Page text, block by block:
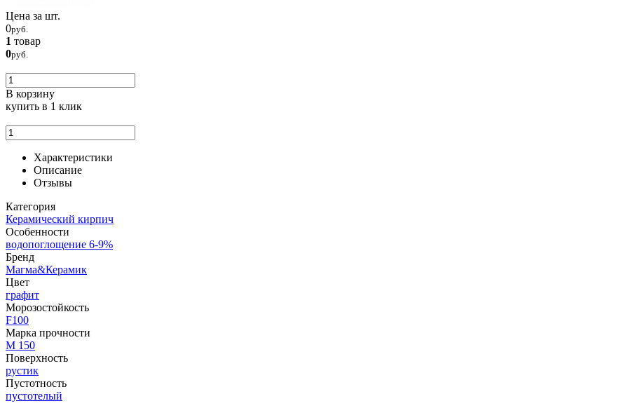
Цена за шт.
0руб.
1 товар
0руб.
В корзину
купить в 1 клик
Характеристики
Описание
Отзывы
Категория
Керамический кирпич
Особенности
водопоглощение 6-9%
Бренд
Магма&Керамик
Цвет
графит
Морозостойкость
F100
Марка прочности
М 150
Поверхность
рустик
Пустотность
пустотелый